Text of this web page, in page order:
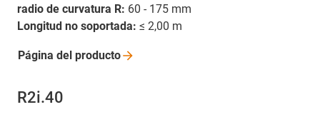
radio de curvatura R: 60 - 175 mm
Longitud no soportada: ≤ 2,00 m
Página del producto
R2i.40